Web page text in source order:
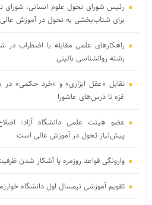
رئیس شورای تحول علوم انسانی:
برای شتاب‌بخشی به تحول در آموزش
راهکارهای علمی مقابله با اضطراب در
رشته روانشناسی بالینی
تقابل «عقل ابزاری» و «خرد حکمی»
غزه تا درس‌های عاشورا
عضو هیئت علمی دانشگاه آزاد:
پیش‌نیاز تحول در آموزش عالی است
وارونگی قواعد روزمره یا آشکار شدن
تقویم آموزشی نیمسال اول دانشگاه